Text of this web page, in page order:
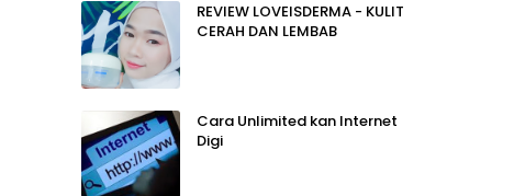
REVIEW LOVEISDERMA - KULIT
CERAH DAN LEMBAB
Cara Unlimited kan Internet
Digi